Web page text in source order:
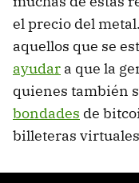
el precio del
aquellos que se
ayudar a que la
quienes también
bondades de
billeteras